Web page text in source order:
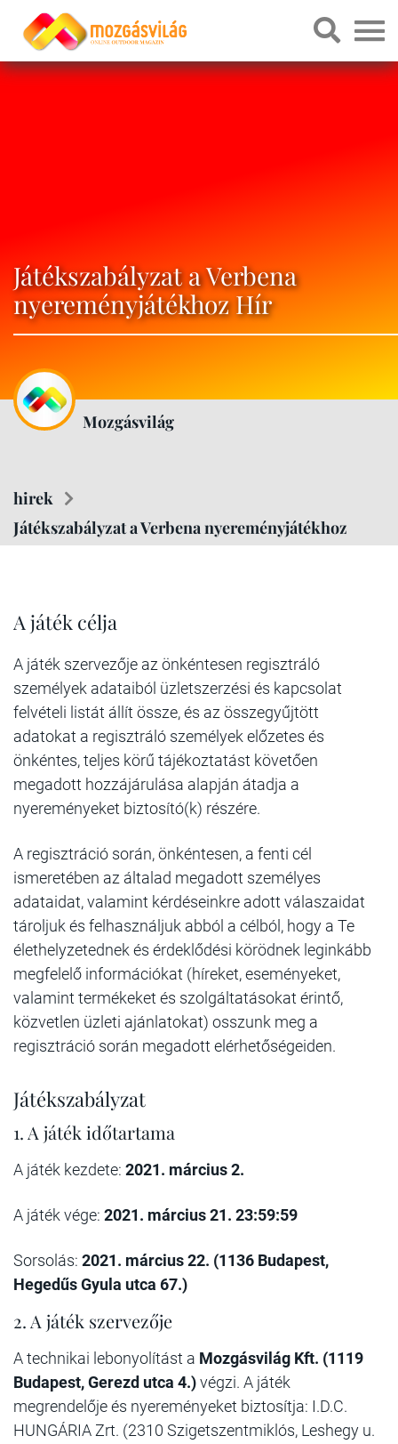
Játékszabályzat a Verbena
nyereményjátékhoz Hír
Mozgásvilág
hirek
Játékszabályzat a Verbena nyereményjátékhoz
A játék célja
A játék szervezője az önkéntesen regisztráló
személyek adataiból üzletszerzési és kapcsolat
felvételi listát állít össze, és az összegyűjtött
adatokat a regisztráló személyek előzetes és
önkéntes, teljes körű tájékoztatást követően
megadott hozzájárulása alapján átadja a
nyereményeket biztosító(k) részére.
A regisztráció során, önkéntesen, a fenti cél
ismeretében az általad megadott személyes
adataidat, valamint kérdéseinkre adott válaszaidat
tároljuk és felhasználjuk abból a célból, hogy a Te
élethelyzetednek és érdeklődési körödnek leginkább
megfelelő információkat (híreket, eseményeket,
valamint termékeket és szolgáltatásokat érintő,
közvetlen üzleti ajánlatokat) osszunk meg a
regisztráció során megadott elérhetőségeiden.
Játékszabályzat
1. A játék időtartama
A játék kezdete: 2021. március 2.
A játék vége: 2021. március 21. 23:59:59
Sorsolás: 2021. március 22. (1136 Budapest,
Hegedűs Gyula utca 67.)
2. A játék szervezője
A technikai lebonyolítást a Mozgásvilág Kft. (1119
Budapest, Gerezd utca 4.)végzi. A játék
megrendelője és nyereményeket biztosítja: I.D.C.
HUNGÁRIA Zrt. (2310 Szigetszentmiklós, Leshegy u.